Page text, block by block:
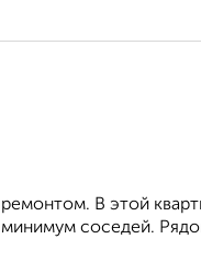
В этой
соседей.